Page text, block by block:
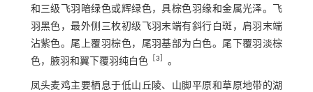
和三级飞羽暗绿色或辉绿色，具棕色羽缘和金属光泽。飞
羽黑色，最外侧三枚初级飞羽末端有斜行白斑，肩羽末端
沾紫色。尾上覆羽棕色，尾羽基部为白色。尾下覆羽淡棕
色，腋羽和翼下覆羽纯白色
3 。
凤头麦鸡主要栖息于低山丘陵、山脚平原和草原地带的湖